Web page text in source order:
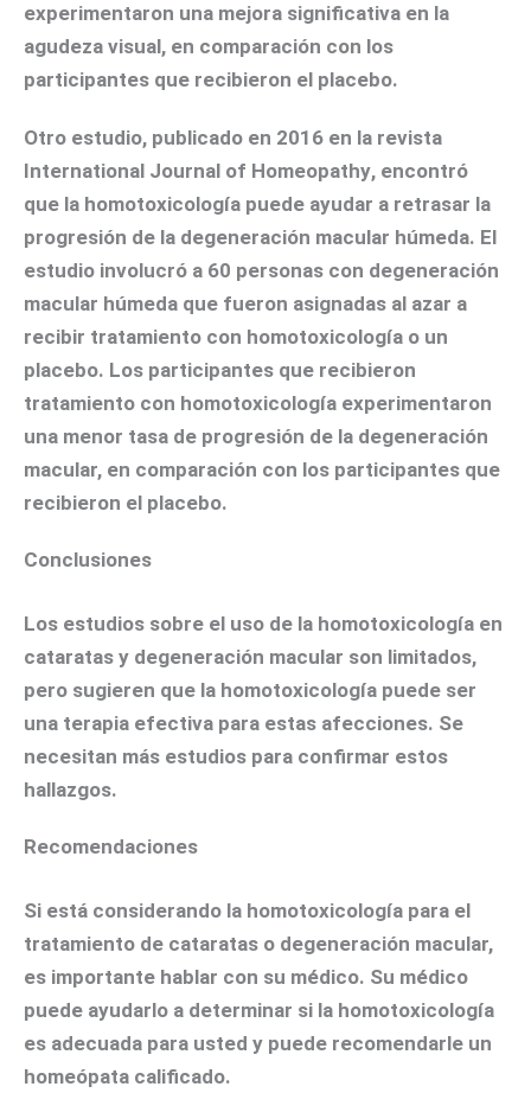
experimentaron una mejora significativa en la
agudeza visual, en comparación con los
participantes que recibieron el placebo.
Otro estudio, publicado en 2016 en la revista
International Journal of Homeopathy, encontró
que la homotoxicología puede ayudar a retrasar la
progresión de la degeneración macular húmeda. El
estudio involucró a 60 personas con degeneración
macular húmeda que fueron asignadas al azar a
recibir tratamiento con homotoxicología o un
placebo. Los participantes que recibieron
tratamiento con homotoxicología experimentaron
una menor tasa de progresión de la degeneración
macular, en comparación con los participantes que
recibieron el placebo.
Conclusiones
Los estudios sobre el uso de la homotoxicología en
cataratas y degeneración macular son limitados,
pero sugieren que la homotoxicología puede ser
una terapia efectiva para estas afecciones. Se
necesitan más estudios para confirmar estos
hallazgos.
Recomendaciones
Si está considerando la homotoxicología para el
tratamiento de cataratas o degeneración macular,
es importante hablar con su médico. Su médico
puede ayudarlo a determinar si la homotoxicología
es adecuada para usted y puede recomendarle un
homeópata calificado.